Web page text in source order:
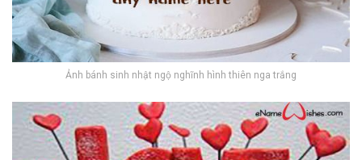
Ảnh bánh sinh nhật ngộ nghĩnh hình thiên nga trắng